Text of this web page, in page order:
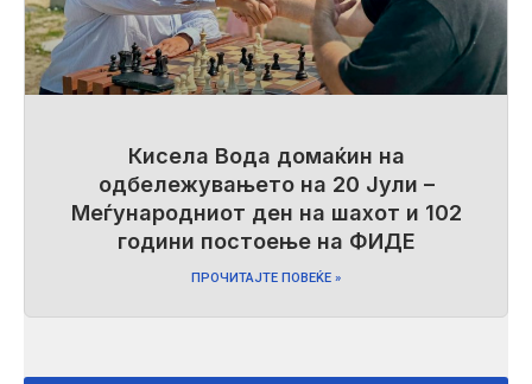
Кисела Вода домаќин на
одбележувањето на 20 Јули –
Меѓународниот ден на шахот и 102
години постоење на ФИДЕ
ПРОЧИТАЈТЕ ПОВЕЌЕ »